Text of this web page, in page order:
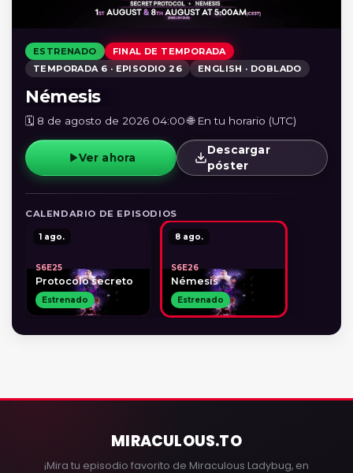
ESTRENADO
FINAL DE TEMPORADA
TEMPORADA 6 · EPISODIO 26
ENGLISH · DOBLADO
Némesis
🗓️ 8 de agosto de 2026 04:00·🌐 En tu horario (UTC)
Ver ahora
Descargar
póster
CALENDARIO DE EPISODIOS
1 ago.
S6E25
Protocolo secreto
Estrenado
8 ago.
S6E26
Némesis
Estrenado
MIRACULOUS.TO
¡Mira tu episodio favorito de Miraculous Ladybug, en